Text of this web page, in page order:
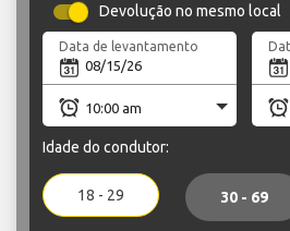
Devolução no mesmo local
Data de levantamento
Idade do condutor:
18 - 29 30 - 69